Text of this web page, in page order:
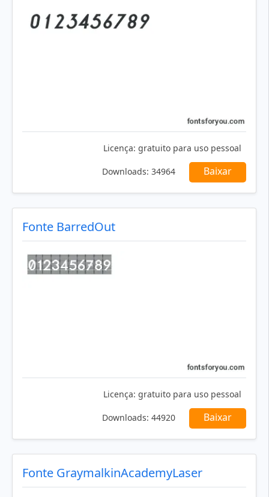
Licença: gratuito para uso pessoal
Downloads: 34964 Baixar
Fonte BarredOut
Licença: gratuito para uso pessoal
Downloads: 44920 Baixar
Fonte GraymalkinAcademyLaser